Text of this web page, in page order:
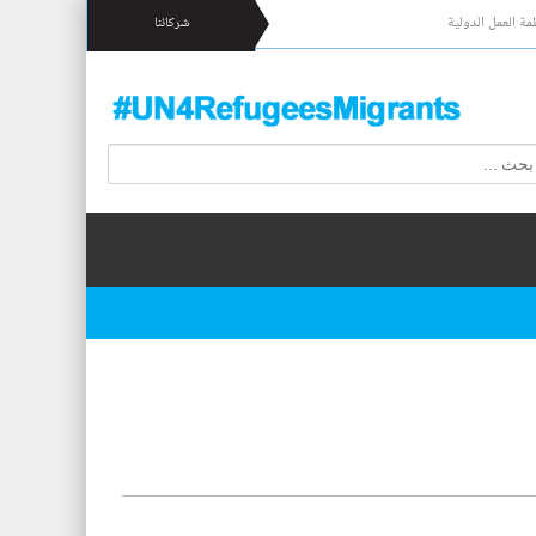
العمل الدولية شركائنا